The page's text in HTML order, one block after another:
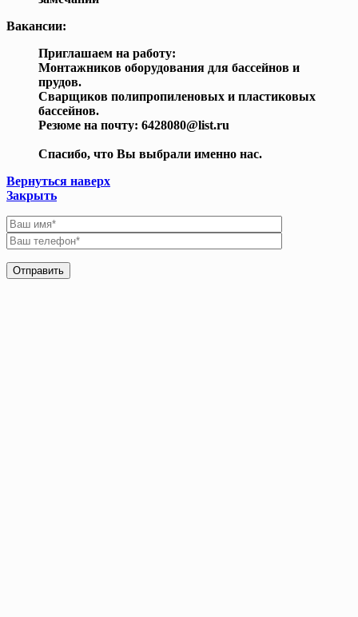
Вакансии:
Приглашаем на работу:
Монтажников оборудования для бассейнов и
прудов.
Сварщиков полипропиленовых и пластиковых
бассейнов.
Резюме на почту: 6428080@list.ru
Спасибо, что Вы выбрали именно нас.
Вернуться наверх
Закрыть